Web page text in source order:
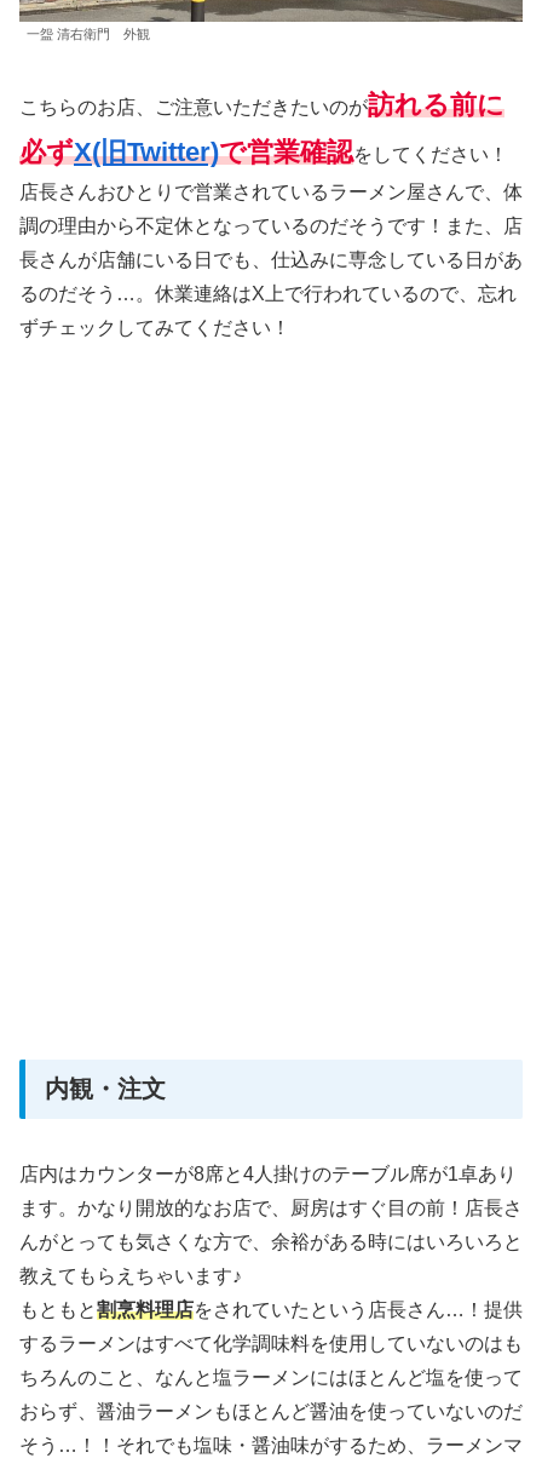
一盌 清右衛門 外観
こちらのお店、ご注意いただきたいのが訪れる前に
必ずX(旧Twitter)で営業確認をしてください！
店長さんおひとりで営業されているラーメン屋さんで、体
調の理由から不定休となっているのだそうです！また、店
長さんが店舗にいる日でも、仕込みに専念している日があ
るのだそう…。休業連絡はX上で行われているので、忘れ
ずチェックしてみてください！
内観・注文
店内はカウンターが8席と4人掛けのテーブル席が1卓あり
ます。かなり開放的なお店で、厨房はすぐ目の前！店長さ
んがとっても気さくな方で、余裕がある時にはいろいろと
教えてもらえちゃいます♪
もともと割烹料理店をされていたという店長さん…！提供
するラーメンはすべて化学調味料を使用していないのはも
ちろんのこと、なんと塩ラーメンにはほとんど塩を使って
おらず、醤油ラーメンもほとんど醤油を使っていないのだ
そう…！！それでも塩味・醤油味がするため、ラーメンマ